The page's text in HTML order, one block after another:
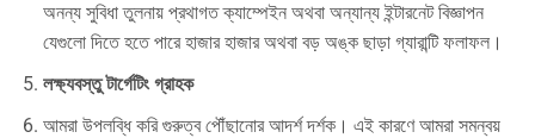
অনন্য সুবিধা তুলনায় প্রথাগত ক্যাম্পেইন অথবা অন্যান্য ইন্টারনেট বিজ্ঞাপন
যেগুলো দিতে হতে পারে হাজার হাজার অথবা বড় অঙ্ক ছাড়া গ্যারান্টি ফলাফল।
লক্ষ্যবস্তু টার্গেটিং গ্রাহক
আমরা উপলব্ধি করি গুরুত্ব পৌঁছানোর আদর্শ দর্শক। এই কারণে আমরা সমন্বয়